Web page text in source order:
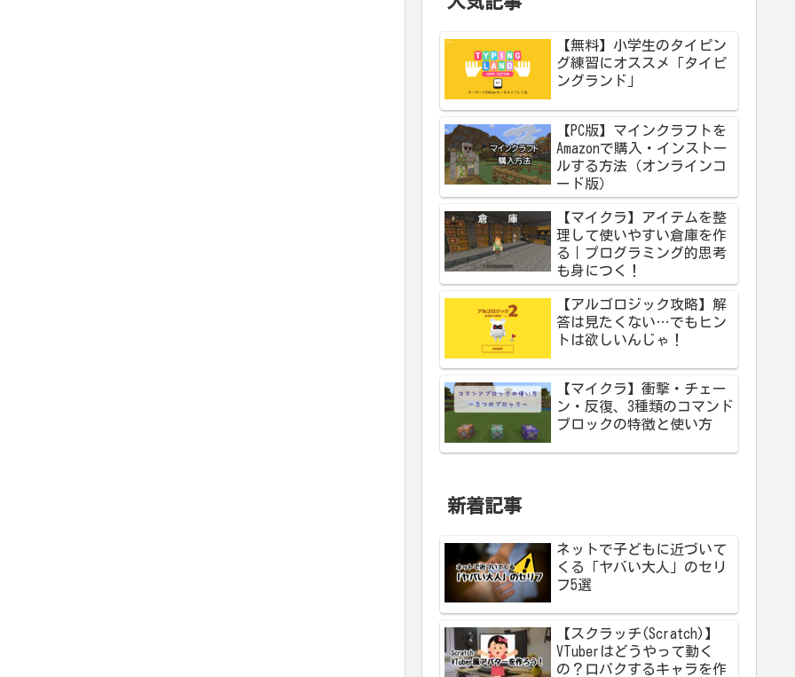
【無料】小学生のタイピン
グ練習にオススメ「タイピ
ングランド」
【PC版】マインクラフトを
Amazonで購入・インストー
ルする方法（オンラインコ
ード版）
【マイクラ】アイテムを整
理して使いやすい倉庫を作
る｜プログラミング的思考
も身につく！
【アルゴロジック攻略】解
答は見たくない…でもヒン
トは欲しいんじゃ！
【マイクラ】衝撃・チェー
ン・反復、3種類のコマンド
ブロックの特徴と使い方
新着記事
ネットで子どもに近づいて
くる「ヤバい大人」のセリ
フ5選
【スクラッチ(Scratch)】
VTuberはどうやって動く
の？口パクするキャラを作